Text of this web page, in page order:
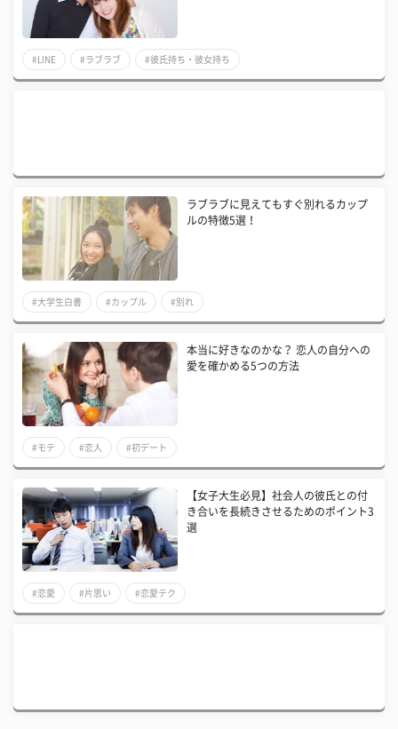
#LINE #ラブラブ #彼氏持ち・彼女持ち
ラブラブに見えてもすぐ別れるカップ
ルの特徴5選！
#大学生白書 #カップル #別れ
本当に好きなのかな？ 恋人の自分への
愛を確かめる5つの方法
#モテ #恋人 #初デート
【女子大生必見】社会人の彼氏との付
き合いを長続きさせるためのポイント3
選
#恋愛 #片思い #恋愛テク